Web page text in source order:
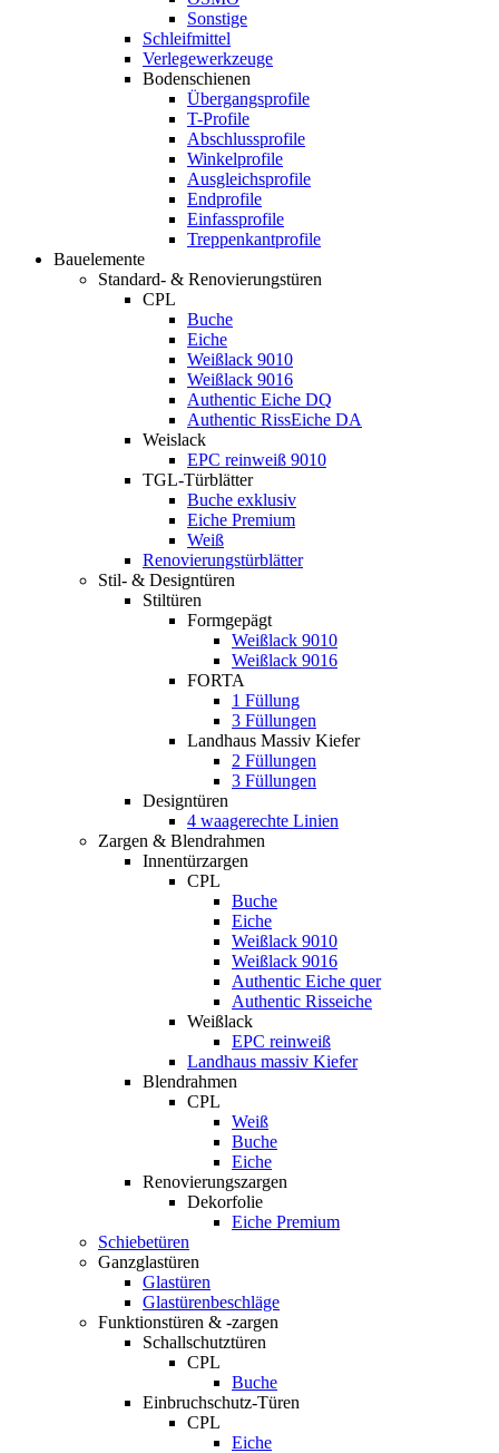
Sonstige
Schleifmittel
Verlegewerkzeuge
Bodenschienen
Übergangsprofile
T-Profile
Abschlussprofile
Winkelprofile
Ausgleichsprofile
Endprofile
Einfassprofile
Treppenkantprofile
Bauelemente
Standard- & Renovierungstüren
CPL
Buche
Eiche
Weißlack 9010
Weißlack 9016
Authentic Eiche DQ
Authentic RissEiche DA
Weislack
EPC reinweiß 9010
TGL-Türblätter
Buche exklusiv
Eiche Premium
Weiß
Renovierungstürblätter
Stil- & Designtüren
Stiltüren
Formgepägt
Weißlack 9010
Weißlack 9016
FORTA
1 Füllung
3 Füllungen
Landhaus Massiv Kiefer
2 Füllungen
3 Füllungen
Designtüren
4 waagerechte Linien
Zargen & Blendrahmen
Innentürzargen
CPL
Buche
Eiche
Weißlack 9010
Weißlack 9016
Authentic Eiche quer
Authentic Risseiche
Weißlack
EPC reinweiß
Landhaus massiv Kiefer
Blendrahmen
CPL
Weiß
Buche
Eiche
Renovierungszargen
Dekorfolie
Eiche Premium
Schiebetüren
Ganzglastüren
Glastüren
Glastürenbeschläge
Funktionstüren & -zargen
Schallschutztüren
CPL
Buche
Einbruchschutz-Türen
CPL
Eiche